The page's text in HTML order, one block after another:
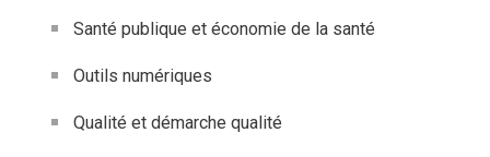
Santé publique et économie de la santé
Outils numériques
Qualité et démarche qualité